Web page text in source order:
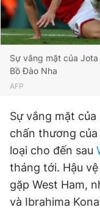
Sự vắng mặt của
Bồ Đào Nha
AFP
Sự vắng mặt
chấn thương
loại cho đến sau
tháng tới. Hậu
gặp West Ham,
và Ibrahima